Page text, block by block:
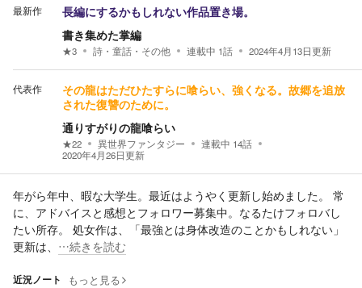
最新作 長編にするかもしれない作品置き場。
書き集めた掌編
★3 詩・童話・その他 連載中 1話 2024年4月13日更新
代表作
その龍はただひたすらに喰らい、強くなる。故郷を追放
された復讐のために。
通りすがりの龍喰らい
★22 異世界ファンタジー 連載中 14話
2020年4月26日更新
年がら年中、暇な大学生。最近はようやく更新し始めました。 常
に、アドバイスと感想とフォロワー募集中。なるたけフォロバし
たい所存。 処女作は、「最強とは身体改造のことかもしれない」
更新は、 …続きを読む
近況ノート もっと見る